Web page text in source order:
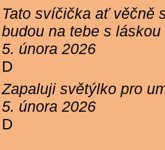
Tato svíčička ať věčně
budou na tebe s
5. února 2026
D
Zapaluji světýlko pro
5. února 2026
D